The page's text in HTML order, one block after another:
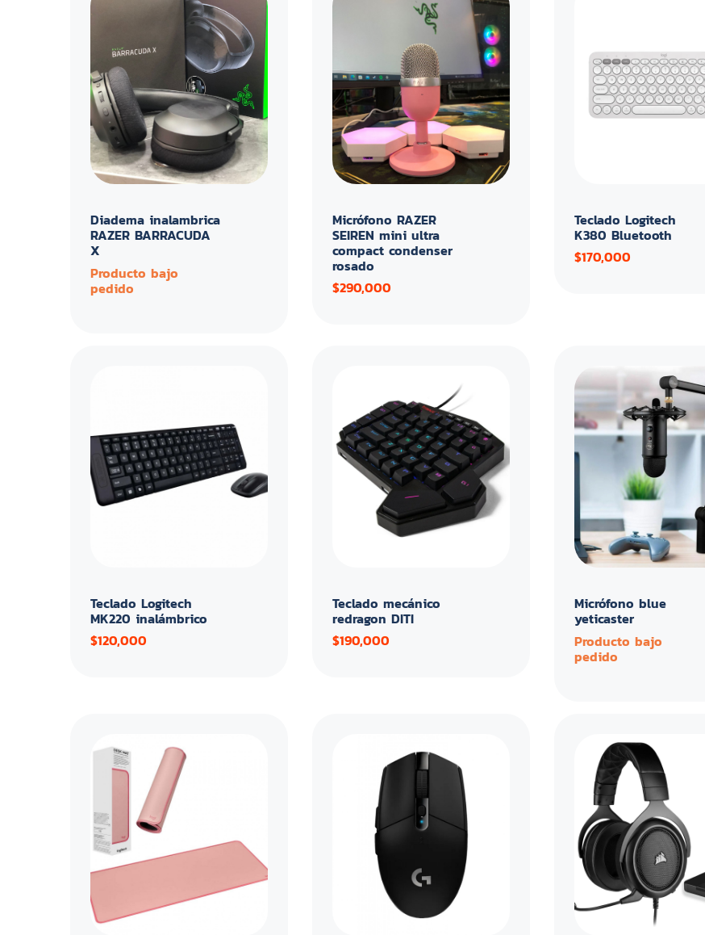
Diadema inalambrica
RAZER BARRACUDA
X
Producto bajo
pedido
Micrófono RAZER
SEIREN mini ultra
compact condenser
rosado
$290,000
Teclado Logitech
K380 Bluetooth
$170,000
Teclado Logitech
MK220 inalámbrico
$120,000
Teclado mecánico
redragon DITI
$190,000
Micrófono blue
yeticaster
Producto bajo
pedido